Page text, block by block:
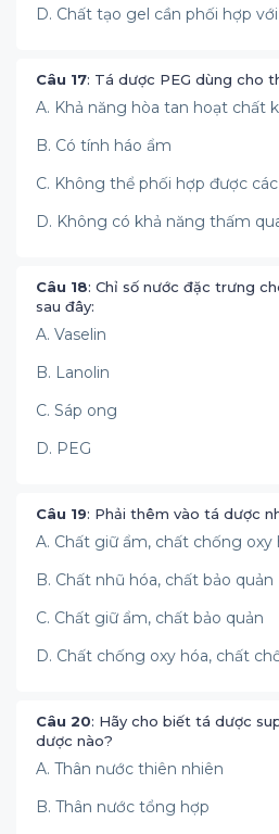
D. Chất tạo gel cần phối hợp
Câu 17: Tá dược PEG dùng cho
A. Khả năng hòa tan hoạt chất
B. Có tính háo ẩm
C. Không thể phối hợp được
D. Không có khả năng thấm
Câu 18: Chỉ số nước đặc trưng
sau đây:
A. Vaselin
B. Lanolin
C. Sáp ong
D. PEG
Câu 19: Phải thêm vào tá dược
A. Chất giữ ẩm, chất chống oxy
B. Chất nhũ hóa, chất bảo quản
C. Chất giữ ẩm, chất bảo quản
D. Chất chống oxy hóa, chất
Câu 20: Hãy cho biết tá dược
dược nào?
A. Thân nước thiên nhiên
B. Thân nước tổng hợp